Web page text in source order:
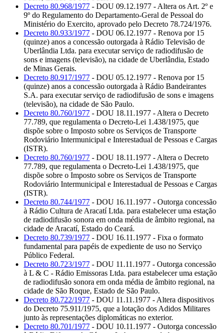
Decreto 80.968/1977 - DOU 09.12.1977 - Altera os Art. 2º e
9º do Regulamento do Departamento-Geral de Pessoal do
Ministério do Exercito, aprovado pelo Decreto 78.724/1976.
Decreto 80.933/1977 - DOU 06.12.1977 - Renova por 15
(quinze) anos a concessão outorgada à Rádio Televisão de
Uberlândia Ltda. para executar serviço de radiodifusão de
sons e imagens (televisão), na cidade de Uberlândia, Estado
de Minas Gerais.
Decreto 80.917/1977 - DOU 05.12.1977 - Renova por 15
(quinze) anos a concessão outorgada à Rádio Bandeirantes
S.A. para executar serviço de radiodifusão de sons e imagens
(televisão), na cidade de São Paulo.
Decreto 80.760/1977 - DOU 18.11.1977 - Altera o Decreto
77.789, que regulamenta o Decreto-Lei 1.438/1975, que
dispõe sobre o Imposto sobre os Serviços de Transporte
Rodoviário Intermunicipal e Interestadual de Pessoas e Cargas
(ISTR).
Decreto 80.760/1977 - DOU 18.11.1977 - Altera o Decreto
77.789, que regulamenta o Decreto-Lei 1.438/1975, que
dispõe sobre o Imposto sobre os Serviços de Transporte
Rodoviário Intermunicipal e Interestadual de Pessoas e Cargas
(ISTR).
Decreto 80.744/1977 - DOU 16.11.1977 - Outorga concessão
à Rádio Cultura de Aracatí Ltda. para estabelecer uma estação
de radiodifusão sonora em onda média de âmbito regional, na
cidade de Aracatí, Estado do Ceará.
Decreto 80.739/1977 - DOU 16.11.1977 - Fixa o formato
fundamental para papéis de expediente de uso no Serviço
Público Federal.
Decreto 80.723/1977 - DOU 11.11.1977 - Outorga concessão
à L & C - Rádio Emissoras Ltda. para estabelecer uma estação
de radiodifusão sonora em onda média de âmbito regional, na
cidade de São Roque, Estado de São Paulo.
Decreto 80.722/1977 - DOU 11.11.1977 - Altera dispositivos
do Decreto 75.911/1975, que a lotação dos Adidos Militares
junto às representações diplomáticas no exterior.
Decreto 80.701/1977 - DOU 10.11.1977 - Outorga concessão